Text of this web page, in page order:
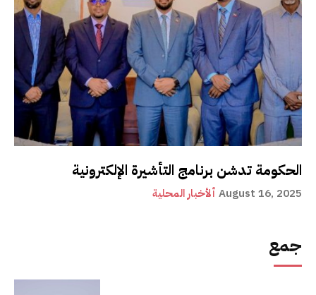
الحكومة تدشن برنامج التأشيرة الإلكترونية
ألأخبار المحلية August 16, 2025
جمع